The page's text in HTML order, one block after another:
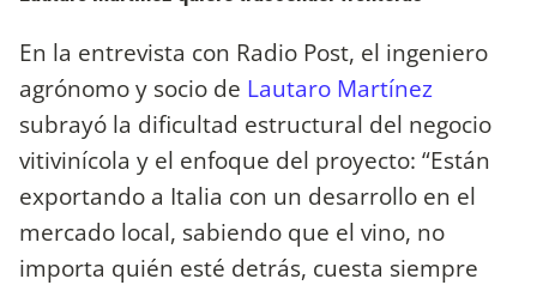
En la entrevista con Radio Post, el ingeniero
agrónomo y socio de Lautaro Martínez
subrayó la dificultad estructural del negocio
vitivinícola y el enfoque del proyecto: “Están
exportando a Italia con un desarrollo en el
mercado local, sabiendo que el vino, no
importa quién esté detrás, cuesta siempre